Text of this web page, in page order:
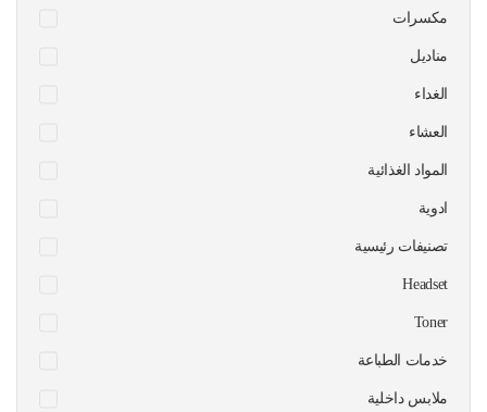
مكسرات
مناديل
الغداء
العشاء
المواد الغذائية
ادوية
تصنيفات رئيسية
Headset
Toner
خدمات الطباعة
ملابس داخلية